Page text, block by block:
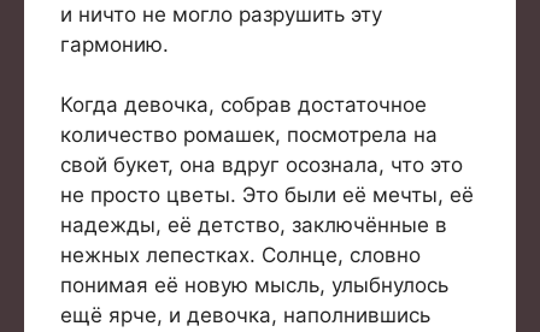
и ничто не могло разрушить эту
гармонию.
Когда девочка, собрав достаточное
количество ромашек, посмотрела на
свой букет, она вдруг осознала, что это
не просто цветы. Это были её мечты, её
надежды, её детство, заключённые в
нежных лепестках. Солнце, словно
понимая её новую мысль, улыбнулось
ещё ярче, и девочка, наполнившись